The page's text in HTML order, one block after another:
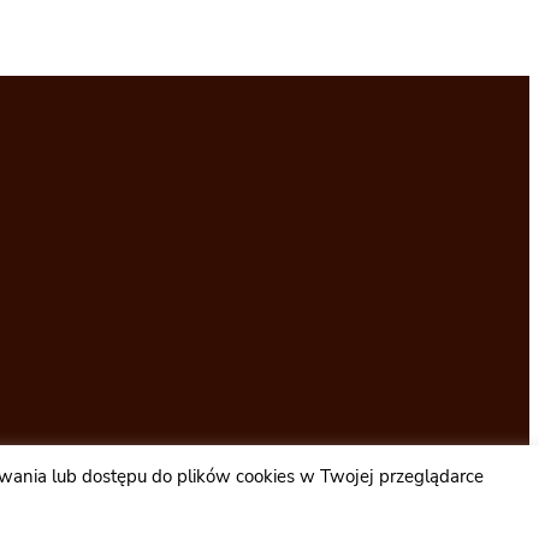
lub dostępu do plików cookies w Twojej przeglądarce